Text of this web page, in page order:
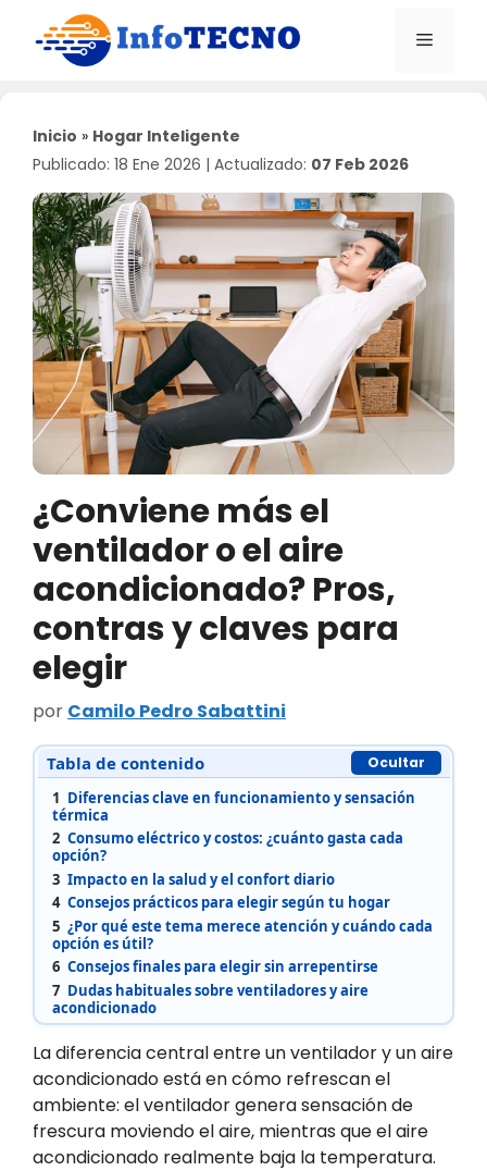
contenido
Menú
Inicio » Hogar Inteligente
Publicado: 18 Ene 2026 | Actualizado: 07 Feb 2026
¿Conviene más el
ventilador o el aire
acondicionado? Pros,
contras y claves para
elegir
por Camilo Pedro Sabattini
Tabla de contenido Ocultar
1 Diferencias clave en funcionamiento y sensación
térmica
2 Consumo eléctrico y costos: ¿cuánto gasta cada
opción?
3 Impacto en la salud y el confort diario
4 Consejos prácticos para elegir según tu hogar
5 ¿Por qué este tema merece atención y cuándo cada
opción es útil?
6 Consejos finales para elegir sin arrepentirse
7 Dudas habituales sobre ventiladores y aire
acondicionado
La diferencia central entre un ventilador y un aire
acondicionado está en cómo refrescan el
ambiente: el ventilador genera sensación de
frescura moviendo el aire, mientras que el aire
acondicionado realmente baja la temperatura.